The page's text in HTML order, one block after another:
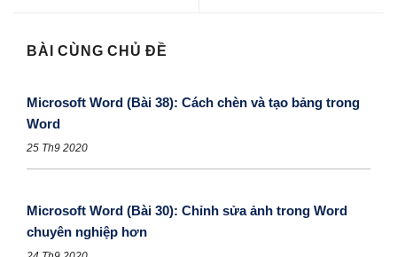
BÀI CÙNG CHỦ ĐỀ
Microsoft Word (Bài 38): Cách chèn và tạo bảng trong
Word
25 Th9 2020
Microsoft Word (Bài 30): Chỉnh sửa ảnh trong Word
chuyên nghiệp hơn